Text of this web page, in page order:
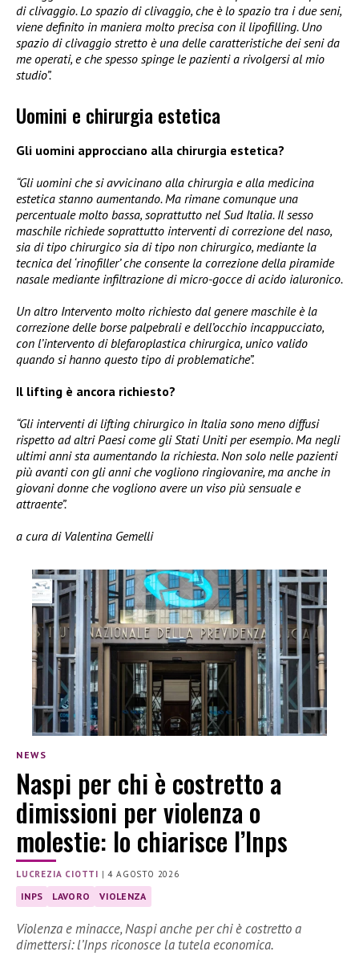
di clivaggio. Lo spazio di clivaggio, che è lo spazio tra i due seni,
viene definito in maniera molto precisa con il lipofilling. Uno
spazio di clivaggio stretto è una delle caratteristiche dei seni da
me operati, e che spesso spinge le pazienti a rivolgersi al mio
studio”.
Uomini e chirurgia estetica
Gli uomini approcciano alla chirurgia estetica?
“Gli uomini che si avvicinano alla chirurgia e alla medicina
estetica stanno aumentando. Ma rimane comunque una
percentuale molto bassa, soprattutto nel Sud Italia. Il sesso
maschile richiede soprattutto interventi di correzione del naso,
sia di tipo chirurgico sia di tipo non chirurgico, mediante la
tecnica del ‘rinofiller’ che consente la correzione della piramide
nasale mediante infiltrazione di micro-gocce di acido ialuronico.
Un altro Intervento molto richiesto dal genere maschile è la
correzione delle borse palpebrali e dell’occhio incappucciato,
con l’intervento di blefaroplastica chirurgica, unico valido
quando si hanno questo tipo di problematiche”.
Il lifting è ancora richiesto?
“Gli interventi di lifting chirurgico in Italia sono meno diffusi
rispetto ad altri Paesi come gli Stati Uniti per esempio. Ma negli
ultimi anni sta aumentando la richiesta. Non solo nelle pazienti
più avanti con gli anni che vogliono ringiovanire, ma anche in
giovani donne che vogliono avere un viso più sensuale e
attraente”.
a cura di Valentina Gemelli
NEWS
Naspi per chi è costretto a
dimissioni per violenza o
molestie: lo chiarisce l’Inps
LUCREZIA CIOTTI |4 AGOSTO 2026
INPS LAVORO VIOLENZA
Violenza e minacce, Naspi anche per chi è costretto a
dimettersi: l’Inps riconosce la tutela economica.